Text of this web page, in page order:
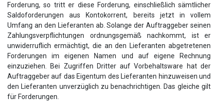
Forderung, so tritt er diese Forderung, einschließlich sämtlicher
Saldoforderungen aus Kontokorrent, bereits jetzt in vollem
Umfang an den Lieferanten ab. Solange der Auftraggeber seinen
Zahlungsverpflichtungen ordnungsgemäß nachkommt, ist er
unwiderruflich ermächtigt, die an den Lieferanten abgetretenen
Forderungen im eigenen Namen und auf eigene Rechnung
einzuziehen. Bei Zugriffen Dritter auf Vorbehaltsware hat der
Auftraggeber auf das Eigentum des Lieferanten hinzuweisen und
den Lieferanten unverzüglich zu benachrichtigen. Das gleiche gilt
für Forderungen.